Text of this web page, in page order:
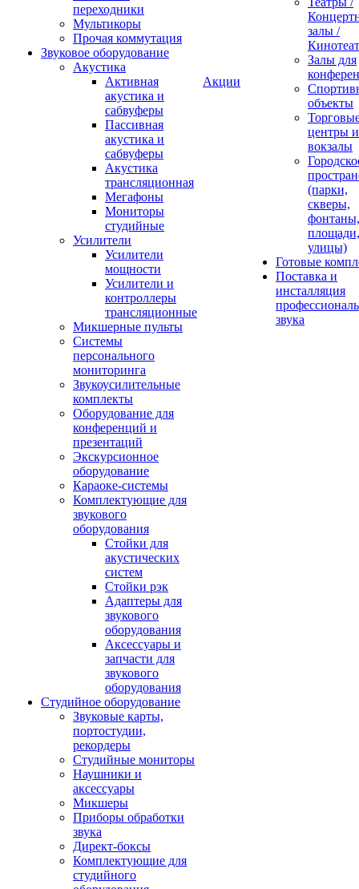
переходники
Мультикоры
Прочая коммутация
Звуковое оборудование
Акустика
Активная
акустика и
сабвуферы
Пассивная
акустика и
сабвуферы
Акустика
трансляционная
Мегафоны
Мониторы
студийные
Усилители
Усилители
мощности
Усилители и
контроллеры
трансляционные
Микшерные пульты
Системы
персонального
мониторинга
Звукоусилительные
комплекты
Оборудование для
конференций и
презентаций
Экскурсионное
оборудование
Караоке-системы
Комплектующие для
звукового
оборудования
Стойки для
акустических
систем
Стойки рэк
Адаптеры для
звукового
оборудования
Аксессуары и
запчасти для
звукового
оборудования
Студийное оборудование
Звуковые карты,
портостудии,
рекордеры
Студийные мониторы
Наушники и
аксессуары
Микшеры
Приборы обработки
звука
Директ-боксы
Комплектующие для
студийного
Акции
залы /
Залы для
объекты
центры и
вокзалы
(парки,
скверы,
фонтаны,
площади,
улицы)
Готовые
Поставка и
инсталляция
звука